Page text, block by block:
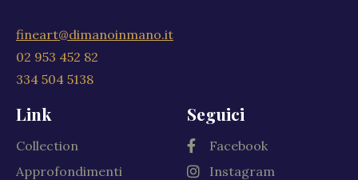
fineart@dimanoinmano.it
02 953 452 82
334 504 5138
Link
Collection
Approfondimenti
Seguici
Facebook
Instagram